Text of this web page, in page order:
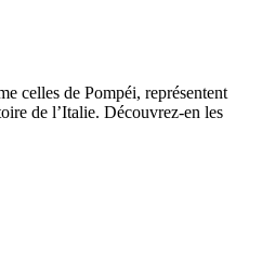
celles de Pompéi, représentent
de l’Italie. Découvrez-en les